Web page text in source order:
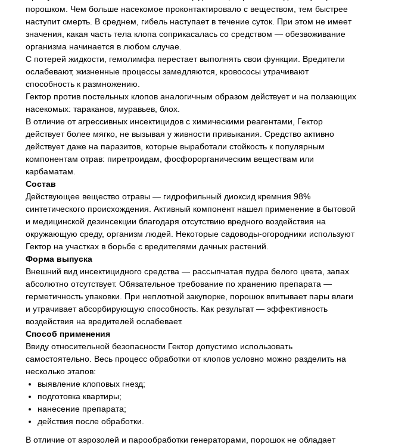
порошком. Чем больше насекомое проконтактировало с веществом, тем быстрее
наступит смерть. В среднем, гибель наступает в течение суток. При этом не имеет
значения, какая часть тела клопа соприкасалась со средством — обезвоживание
организма начинается в любом случае.
С потерей жидкости, гемолимфа перестает выполнять свои функции. Вредители
ослабевают, жизненные процессы замедляются, кровососы утрачивают
способность к размножению.
Гектор против постельных клопов аналогичным образом действует и на ползающих
насекомых: тараканов, муравьев, блох.
В отличие от агрессивных инсектицидов с химическими реагентами, Гектор
действует более мягко, не вызывая у живности привыкания. Средство активно
действует даже на паразитов, которые выработали стойкость к популярным
компонентам отрав: пиретроидам, фосфорорганическим веществам или
карбаматам.
Состав
Действующее вещество отравы — гидрофильный диоксид кремния 98%
синтетического происхождения. Активный компонент нашел применение в бытовой
и медицинской дезинсекции благодаря отсутствию вредного воздействия на
окружающую среду, организм людей. Некоторые садоводы-огородники используют
Гектор на участках в борьбе с вредителями дачных растений.
Форма выпуска
Внешний вид инсектицидного средства — рассыпчатая пудра белого цвета, запах
абсолютно отсутствует. Обязательное требование по хранению препарата —
герметичность упаковки. При неплотной закупорке, порошок впитывает пары влаги
и утрачивает абсорбирующую способность. Как результат — эффективность
воздействия на вредителей ослабевает.
Способ применения
Ввиду относительной безопасности Гектор допустимо использовать
самостоятельно. Весь процесс обработки от клопов условно можно разделить на
несколько этапов:
выявление клоповых гнезд;
подготовка квартиры;
нанесение препарата;
действия после обработки.
В отличие от аэрозолей и парообработки генераторами, порошок не обладает